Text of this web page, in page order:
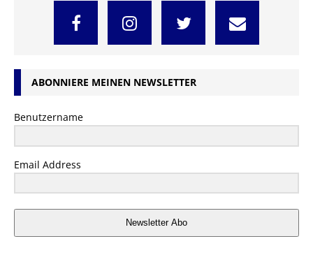
ABONNIERE MEINEN NEWSLETTER
Benutzername
Email Address
Newsletter Abo